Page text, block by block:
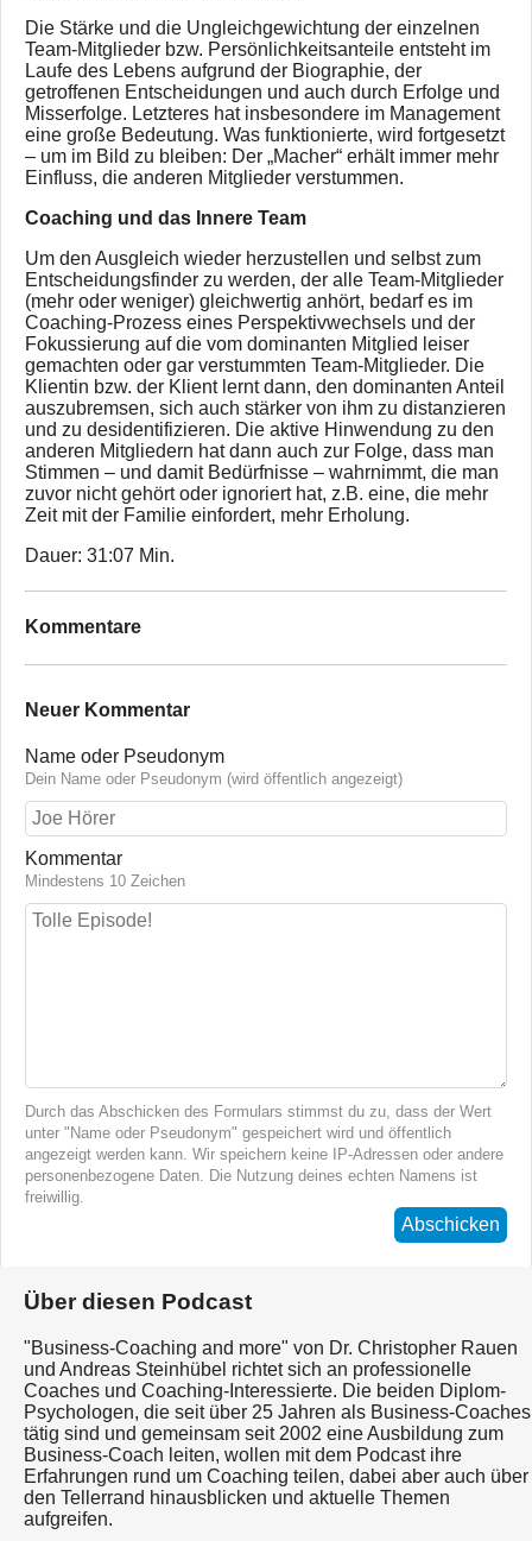
Die Stärke und die Ungleichgewichtung der einzelnen
Team-Mitglieder bzw. Persönlichkeitsanteile entsteht im
Laufe des Lebens aufgrund der Biographie, der
getroffenen Entscheidungen und auch durch Erfolge und
Misserfolge. Letzteres hat insbesondere im Management
eine große Bedeutung. Was funktionierte, wird fortgesetzt
– um im Bild zu bleiben: Der „Macher“ erhält immer mehr
Einfluss, die anderen Mitglieder verstummen.
Coaching und das Innere Team
Um den Ausgleich wieder herzustellen und selbst zum
Entscheidungsfinder zu werden, der alle Team-Mitglieder
(mehr oder weniger) gleichwertig anhört, bedarf es im
Coaching-Prozess eines Perspektivwechsels und der
Fokussierung auf die vom dominanten Mitglied leiser
gemachten oder gar verstummten Team-Mitglieder. Die
Klientin bzw. der Klient lernt dann, den dominanten Anteil
auszubremsen, sich auch stärker von ihm zu distanzieren
und zu desidentifizieren. Die aktive Hinwendung zu den
anderen Mitgliedern hat dann auch zur Folge, dass man
Stimmen – und damit Bedürfnisse – wahrnimmt, die man
zuvor nicht gehört oder ignoriert hat, z.B. eine, die mehr
Zeit mit der Familie einfordert, mehr Erholung.
Dauer: 31:07 Min.
Kommentare
Neuer Kommentar
Name oder Pseudonym
Dein Name oder Pseudonym (wird öffentlich angezeigt)
Kommentar
Mindestens 10 Zeichen
Durch das Abschicken des Formulars stimmst du zu, dass der Wert
unter "Name oder Pseudonym" gespeichert wird und öffentlich
angezeigt werden kann. Wir speichern keine IP-Adressen oder andere
personenbezogene Daten. Die Nutzung deines echten Namens ist
freiwillig.
Abschicken
Über diesen Podcast
"Business-Coaching and more" von Dr. Christopher Rauen
und Andreas Steinhübel richtet sich an professionelle
Coaches und Coaching-Interessierte. Die beiden Diplom-
Psychologen, die seit über 25 Jahren als Business-Coaches
tätig sind und gemeinsam seit 2002 eine Ausbildung zum
Business-Coach leiten, wollen mit dem Podcast ihre
Erfahrungen rund um Coaching teilen, dabei aber auch über
den Tellerrand hinausblicken und aktuelle Themen
aufgreifen.